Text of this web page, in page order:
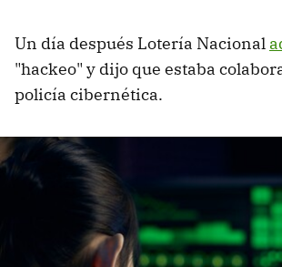
Un día después Lotería Nacional
"hackeo" y dijo que estaba
policía cibernética.